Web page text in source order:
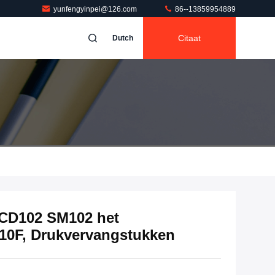
yunfengyinpei@126.com 86--13859954889
Dutch Citaat
SM102 het
Drukvervangstukken